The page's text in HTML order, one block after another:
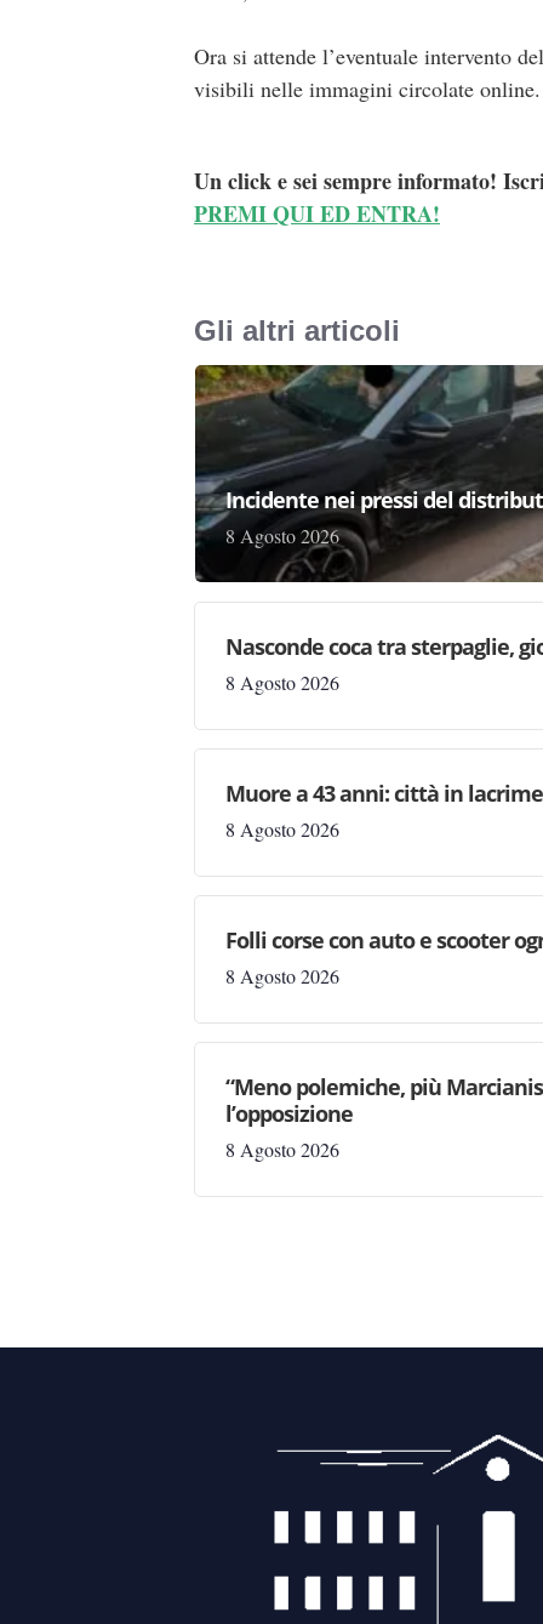
Ora si attende l’eventuale intervento
visibili nelle immagini circolate online.
Un click e sei sempre informato!
PREMI QUI ED ENTRA!
Gli altri articoli
Incidente nei pressi del
8 Agosto 2026
Nasconde coca tra sterpaglie,
8 Agosto 2026
Muore a 43 anni: città in
8 Agosto 2026
Folli corse con auto e scooter
8 Agosto 2026
“Meno polemiche, più
l’opposizione
8 Agosto 2026